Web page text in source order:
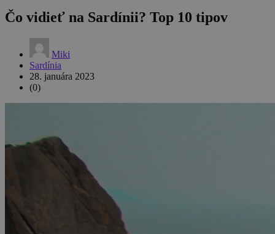
Čo vidieť na Sardínii? Top 10 tipov
Miki
Sardínia
28. januára 2023
(0)